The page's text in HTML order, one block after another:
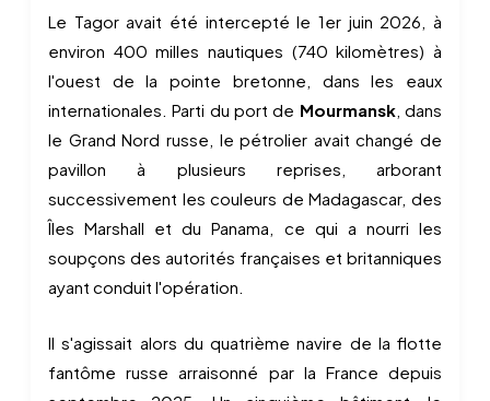
Le Tagor avait été intercepté le 1er juin 2026, à
environ 400 milles nautiques (740 kilomètres) à
l'ouest de la pointe bretonne, dans les eaux
internationales. Parti du port de Mourmansk, dans
le Grand Nord russe, le pétrolier avait changé de
pavillon à plusieurs reprises, arborant
successivement les couleurs de Madagascar, des
Îles Marshall et du Panama, ce qui a nourri les
soupçons des autorités françaises et britanniques
ayant conduit l'opération.
Il s'agissait alors du quatrième navire de la flotte
fantôme russe arraisonné par la France depuis